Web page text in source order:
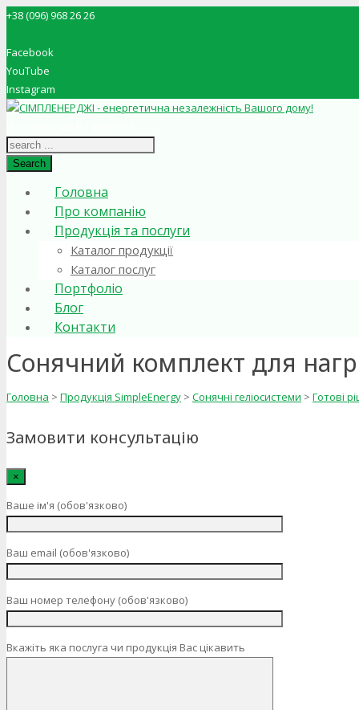
+38 (096) 968 26 26
Facebook
YouTube
Instagram
Search
Головна
Про компанію
Продукція та послуги
Каталог продукції
Каталог послуг
Портфоліо
Блог
Контакти
Сонячний комплект для
Головна > Продукція SimpleEnergy > Сонячні геліосистеми > Готові
Замовити консультацію
×
Ваше ім'я (обов'язково)
Ваш email (обов'язково)
Ваш номер телефону (обов'язково)
Вкажіть яка послуга чи продукція Вас цікавить